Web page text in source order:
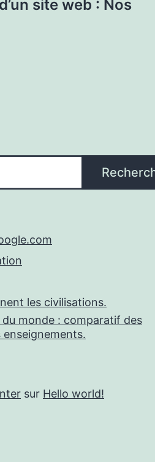
site web : Nos
les civilisations.
monde : comparatif des
sur Hello world!